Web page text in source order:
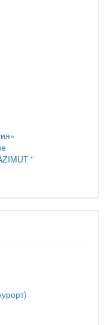
"